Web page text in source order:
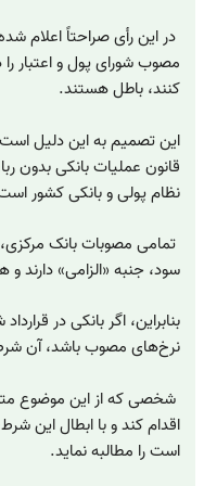
در این رأی صراحتاً اعلام
مصوب شورای پول و اعتبار
کنند، باطل هستند.
این تصمیم به این دلیل
قانون عملیات بانکی بدون
نظام پولی و بانکی کشور
تمامی مصوبات بانک
سود، جنبه «الزامی» دارند
بنابراین، اگر بانکی در
نرخ‌های مصوب باشد، آن
شخصی که از این موضوع
اقدام کند و با ابطال این
است را مطالبه نماید.